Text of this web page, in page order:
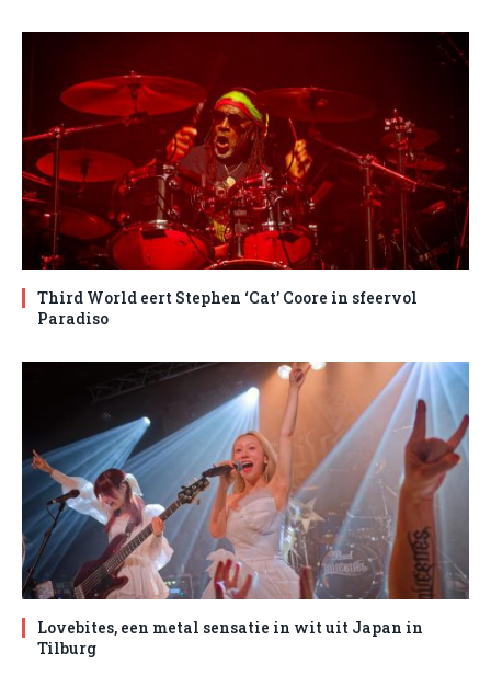
Third World eert Stephen ‘Cat’ Coore in sfeervol
Paradiso
Lovebites, een metal sensatie in wit uit Japan in
Tilburg